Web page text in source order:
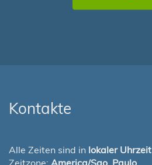
Kontakte
Alle Zeiten sind in lokaler Uhrzeit
Zeitzone: America/Sao_Paulo